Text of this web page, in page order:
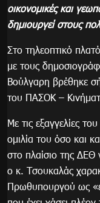
οικονομικές και
δημιουργεί στους
Στο τηλεοπτικό
με τους
Βούλγαρη βρέθηκε
του ΠΑΣΟΚ –
Με τις εξαγγελίες
ομιλία του όσο και
στο πλαίσιο της
ο κ. Τσουκαλάς
Πρωθυπουργού ως